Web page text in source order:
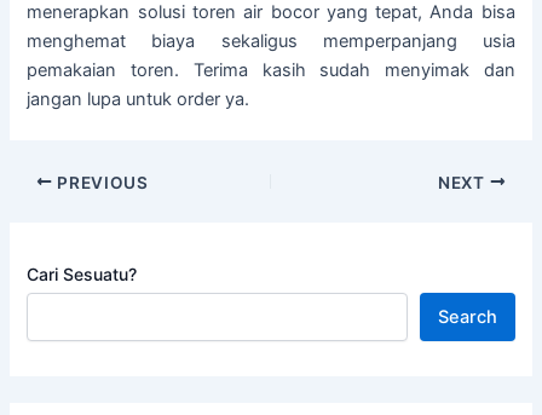
menerapkan solusi toren air bocor yang tepat, Anda bisa
menghemat biaya sekaligus memperpanjang usia
pemakaian toren. Terima kasih sudah menyimak dan
jangan lupa untuk order ya.
PREVIOUS NEXT
Cari Sesuatu?
Search